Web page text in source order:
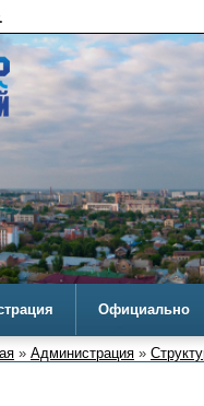
Официально
» Администрация »